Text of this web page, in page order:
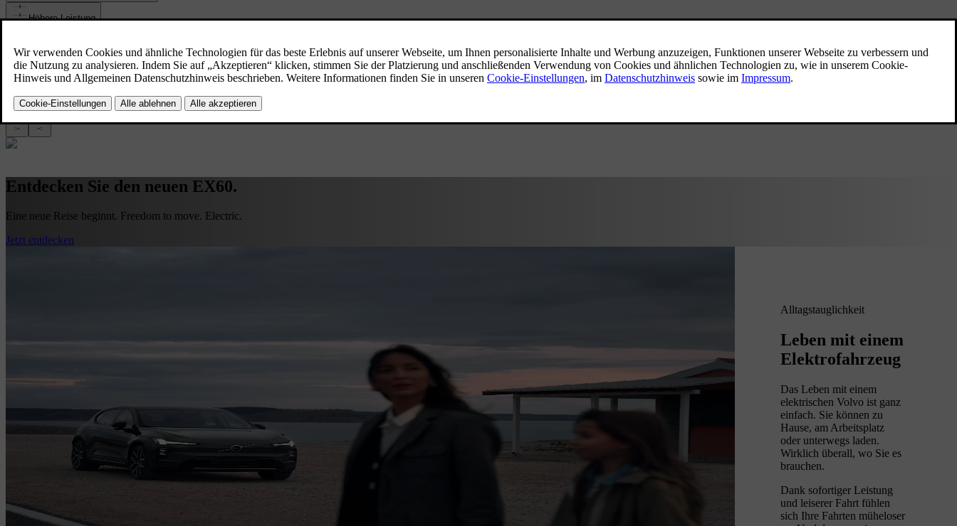
Höhere Leistung
Bequemes Laden
Weniger Wartung
Entdecken Sie den neuen EX60.
Eine neue Reise beginnt. Freedom to move. Electric.
Jetzt entdecken
Alltagstauglichkeit
Leben mit einem
Elektrofahrzeug
Das Leben mit einem
elektrischen Volvo ist ganz
einfach. Sie können zu
Hause, am Arbeitsplatz
oder unterwegs laden.
Wirklich überall, wo Sie es
brauchen.
Dank sofortiger Leistung
und leiserer Fahrt fühlen
sich Ihre Fahrten müheloser